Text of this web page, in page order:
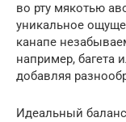
во рту мякотью
уникальное
канапе
например, багета
добавляя
Идеальный